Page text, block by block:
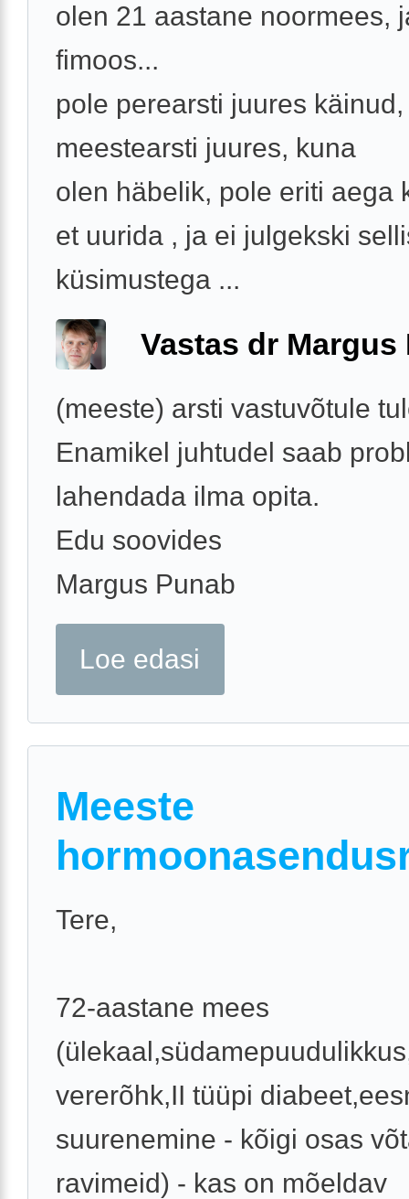
olen 21 aastane noormees,
fimoos...
pole perearsti juures
meestearsti juures, kuna
olen häbelik, pole eriti aega
et uurida , ja ei julgekski
küsimustega ...
Vastas dr Margus
(meeste) arsti vastuvõtule
Enamikel juhtudel saab
lahendada ilma opita.
Edu soovides
Margus Punab
Loe edasi
Meeste
Tere,
72-aastane mees
vererõhk,II tüüpi
suurenemine - kõigi osas
ravimeid) - kas on mõeldav